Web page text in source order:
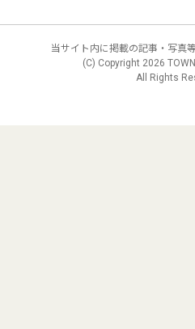
当サイト内に掲載の記事・写真
(C) Copyright 2026
All Rights